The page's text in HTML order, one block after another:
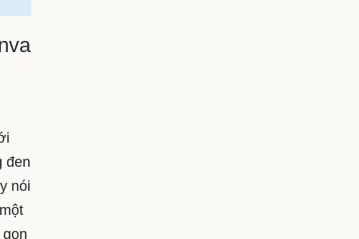
đen
nói